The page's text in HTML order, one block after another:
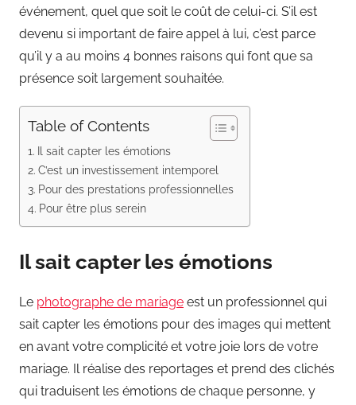
événement, quel que soit le coût de celui-ci. S’il est
devenu si important de faire appel à lui, c’est parce
qu’il y a au moins 4 bonnes raisons qui font que sa
présence soit largement souhaitée.
Table of Contents
Il sait capter les émotions
C’est un investissement intemporel
Pour des prestations professionnelles
Pour être plus serein
Il sait capter les émotions
Le photographe de mariage est un professionnel qui
sait capter les émotions pour des images qui mettent
en avant votre complicité et votre joie lors de votre
mariage. Il réalise des reportages et prend des clichés
qui traduisent les émotions de chaque personne, y